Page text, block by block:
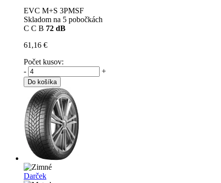
EVC M+S 3PMSF
Skladom na 5 pobočkách
C C B 72 dB
61,16 €
Počet kusov:
-
+
Do košíka
Darček